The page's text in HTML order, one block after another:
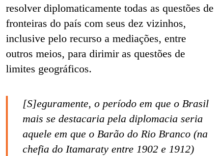
resolver diplomaticamente todas as questões de
fronteiras do país com seus dez vizinhos,
inclusive pelo recurso a mediações, entre
outros meios, para dirimir as questões de
limites geográficos.
[S]eguramente, o período em que o Brasil
mais se destacaria pela diplomacia seria
aquele em que o Barão do Rio Branco (na
chefia do Itamaraty entre 1902 e 1912)